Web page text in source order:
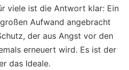
viele ist die Antwort klar: Ein
Aufwand angebracht
der aus Angst vor den
erneuert wird. Es ist der
das Ideale.